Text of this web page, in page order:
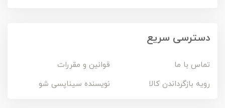
دسترسی سریع
تماس با ما
قوانین و مقررات
رویه بازگرداندن کالا
نویسنده سیناپسی شو